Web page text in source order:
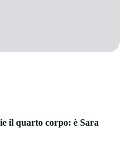
il quarto corpo: è Sara